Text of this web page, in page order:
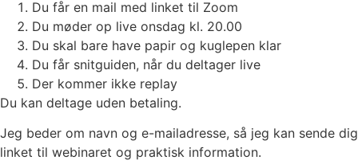
Du får en mail med linket til Zoom
Du møder op live onsdag kl. 20.00
Du skal bare have papir og kuglepen klar
Du får snitguiden, når du deltager live
Der kommer ikke replay
Du kan deltage uden betaling.
Jeg beder om navn og e-mailadresse, så jeg kan sende dig
linket til webinaret og praktisk information.